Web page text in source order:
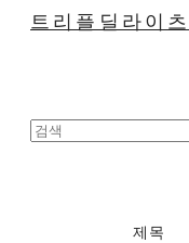
트리플딜라이츠
제목